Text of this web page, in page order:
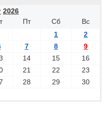
2026
Пт Сб
Вс
1
2
7 8
9
14 15
16
21 22
23
28 29
30